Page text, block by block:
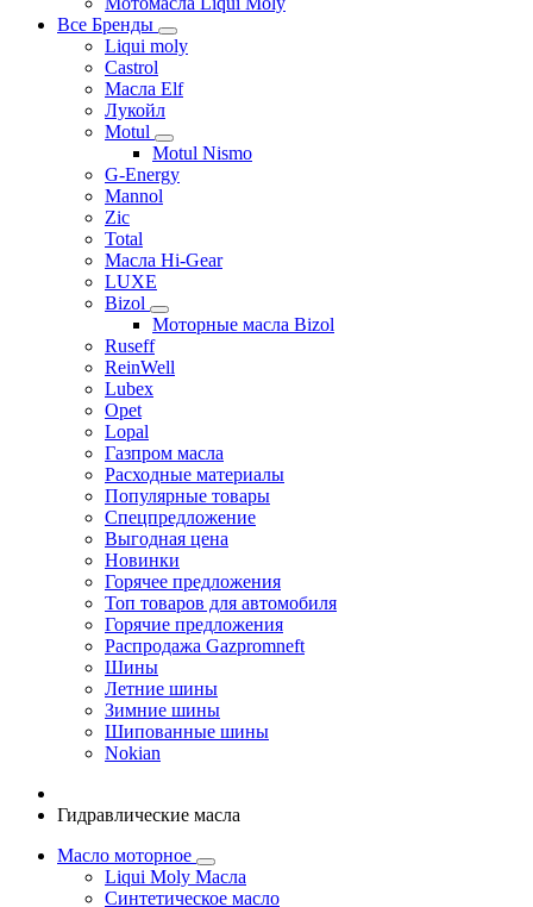
Все Бренды
Liqui moly
Castrol
Масла Elf
Лукойл
Motul
Motul Nismo
G-Energy
Mannol
Zic
Total
Масла Hi-Gear
LUXE
Bizol
Моторные масла Bizol
Ruseff
ReinWell
Lubex
Opet
Lopal
Газпром масла
Расходные материалы
Популярные товары
Спецпредложение
Выгодная цена
Новинки
Горячее предложения
Топ товаров для автомобиля
Горячие предложения
Распродажа Gazpromneft
Шины
Летние шины
Зимние шины
Шипованные шины
Nokian
Гидравлические масла
Масло моторное
Liqui Moly Масла
Синтетическое масло